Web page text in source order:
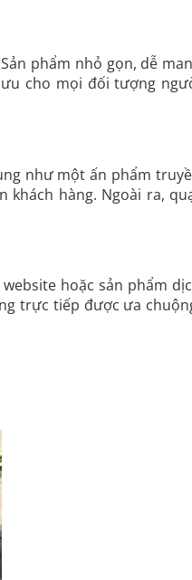
phẩm nhỏ gọn, dễ
cho mọi đối tượng
như một ấn phẩm
khách hàng. Ngoài ra,
hoặc sản phẩm
trực tiếp được ưa